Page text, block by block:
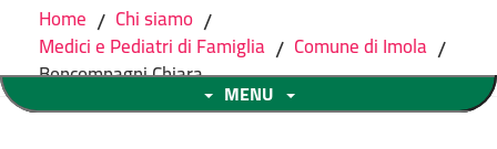
Home / Chi siamo /
Medici e Pediatri di Famiglia / Comune di Imola /
Boncompagni Chiara
MENU